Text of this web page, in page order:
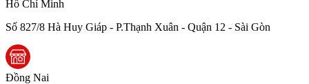
Hồ Chí Minh
Số 827/8 Hà Huy Giáp - P.Thạnh Xuân - Quận 12 - Sài Gòn
Đồng Nai